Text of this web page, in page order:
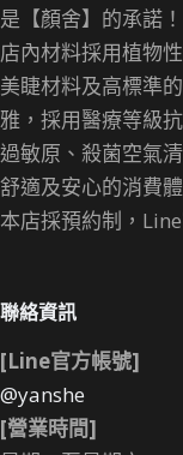
是【顏舍】的承諾！
店內材料採用植物
美睫材料及高標準
雅，採用醫療等級
過敏原、殺菌空氣
舒適及安心的消費體
本店採預約制，
聯絡資訊
[Line官方帳號]
@yanshe
[營業時間]